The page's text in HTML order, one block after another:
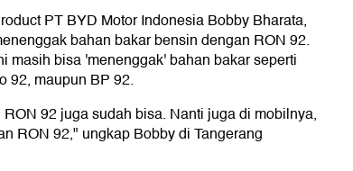
PT BYD Motor Indonesia Bobby Bharata,
bahan bakar bensin dengan RON 92.
masih bisa 'menenggak' bahan bakar seperti
92, maupun BP 92.
92 juga sudah bisa. Nanti juga di mobilnya,
RON 92," ungkap Bobby di Tangerang